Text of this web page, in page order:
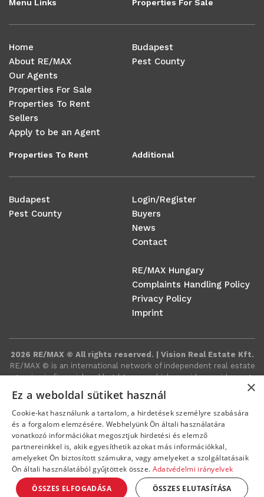
Menu Links
Home
About RE/MAX
Our Agents
Properties For Sale
Properties To Rent
Sellers
Apply to be an Agent
Properties For Sale
Budapest
Pest County
Properties To Rent
Budapest
Pest County
Additional
Login/Register
Buyers
News
Contact
RE/MAX Hungary
Complaints Handling Policy
Privacy Policy
Imprint
2026 RE/MAX © All rights reserved. | Vision Real Estate Kft.
RE/MAX ©️ is an international network of independent real estate
agencies in financial and legal terms, which provides a wide range
×
Ez a weboldal sütiket használ
Cookie-kat használunk a tartalom, a hirdetések személyre szabására
és a forgalom elemzésére. Webhelyünk Ön általi használatára
vonatkozó információkat megosztjuk hirdetési és elemző
partnereinkkel is, akik egyesíthetik azokat más információkkal,
amelyeket Ön biztosított számukra, vagy amelyeket a szolgáltatásaik
Ön általi használatából gyűjtöttek össze. Adatvédelmi irányelvek
ÖSSZES ELFOGADÁSA
ÖSSZES ELUTASÍTÁSA